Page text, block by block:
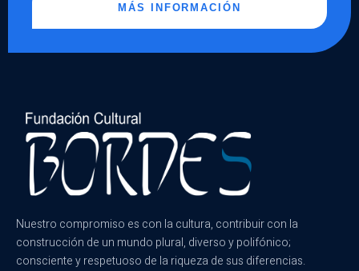
MÁS INFORMACIÓN
Nuestro compromiso es con la cultura, contribuir con la
construcción de un mundo plural, diverso y polifónico;
consciente y respetuoso de la riqueza de sus diferencias.